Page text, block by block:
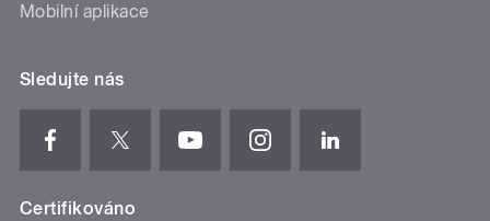
Mobilní aplikace
Sledujte nás
Certifikováno